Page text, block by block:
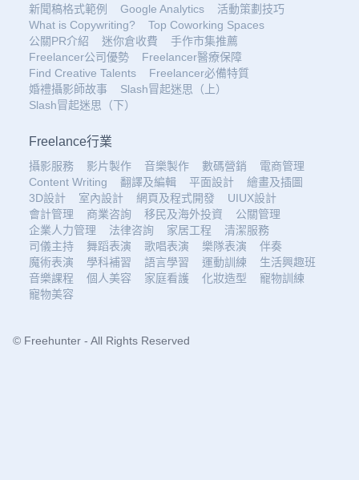
新聞稿格式範例
Google Analytics
活動策劃技巧
What is Copywriting?
Top Coworking Spaces
公關PR介紹
迷你倉收費
手作市集推薦
Freelancer公司優勢
Freelancer醫療保障
Find Creative Talents
Freelancer必備特質
婚禮攝影師故事
Slash冒起迷思（上）
Slash冒起迷思（下）
Freelance行業
攝影服務 影片製作 音樂製作 數碼營銷
電商管理
Content Writing
翻譯及編輯 平面設計
繪畫及插圖
3D設計
室內設計 網頁及程式開發
UIUX設計
會計管理
商業咨詢 移民及海外投資
公關管理
企業人力管理
法律咨詢 家居工程
清潔服務
司儀主持
舞蹈表演 歌唱表演 樂隊表演
伴奏
魔術表演
學科補習 語言學習 運動訓練
生活興趣班
音樂課程
個人美容 家庭看護 化妝造型
寵物訓練
寵物美容
© Freehunter - All Rights Reserved